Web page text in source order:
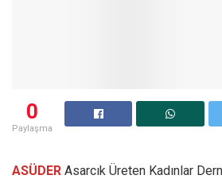
0
Paylaşma
ASÜDER Asarcık Üreten Kadınlar